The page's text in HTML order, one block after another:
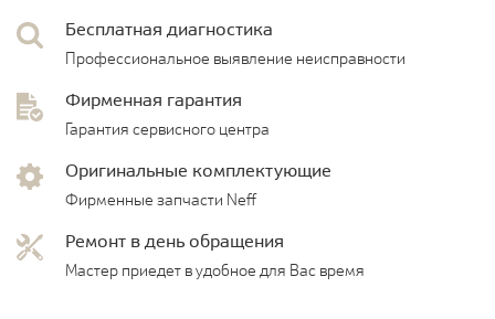
Бесплатная диагностика
Профессиональное выявление неисправности
Фирменная гарантия
Гарантия сервисного центра
Оригинальные комплектующие
Фирменные запчасти Neff
Ремонт в день обращения
Мастер приедет в удобное для Вас время